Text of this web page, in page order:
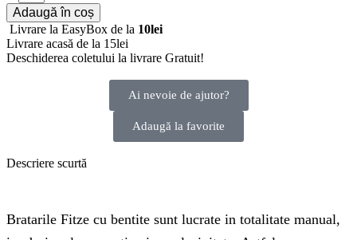
Adaugă în coș
Livrare la EasyBox de la 10lei
Livrare acasă de la 15lei
Deschiderea coletului la livrare Gratuit!
Ai nevoie de ajutor?
Adaugă la favorite
Descriere scurtă
Bratarile Fitze cu bentite sunt lucrate in totalitate manual,